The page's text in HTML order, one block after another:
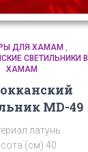
ДЛЯ ХАМАМ
СВЕТИЛЬНИКИ В
ХАМАМ
MD-49
латунь
(см) 40